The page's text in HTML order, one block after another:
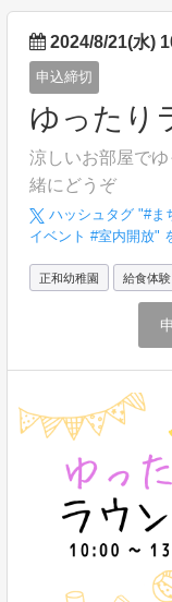
2024/8/21(水)
申込締切
ゆったり
涼しいお部屋で
緒にどうぞ
ハッシュタグ "#ま
イベント #室内開放"
正和幼稚園 給食体験